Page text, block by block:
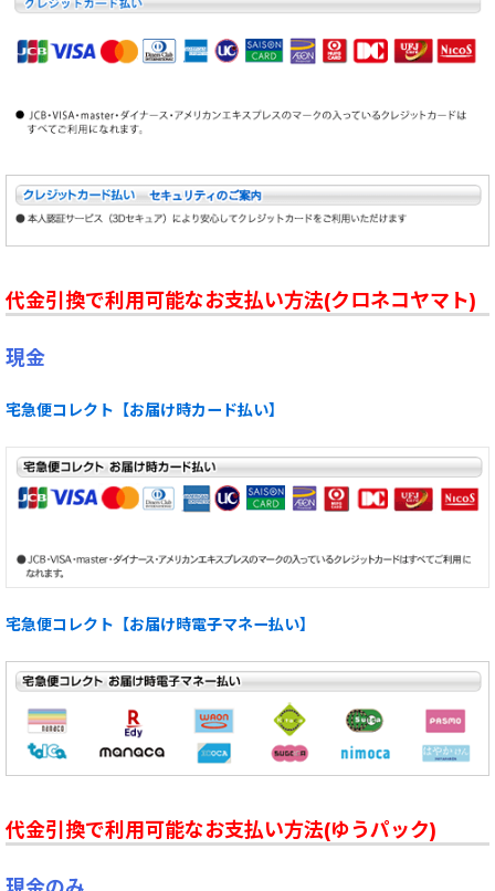
代金引換で利用可能なお支払い方法(クロネコヤマト)
現金
宅急便コレクト【お届け時カード払い】
宅急便コレクト【お届け時電子マネー払い】
代金引換で利用可能なお支払い方法(ゆうパック)